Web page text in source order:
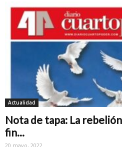
Actualidad
Nota de tapa: La
fin...
20 mayo, 2022